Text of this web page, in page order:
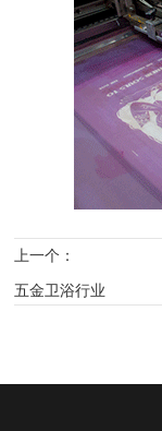
上一个：
五金卫浴行业